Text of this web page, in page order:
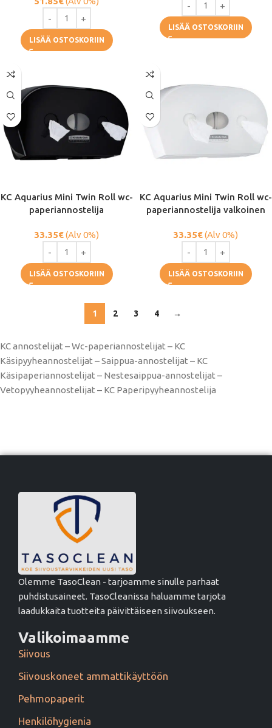
LISÄÄ OSTOSKORIIN
LISÄÄ OSTOSKORIIN
KC Aquarius Mini Twin Roll wc-
paperiannostelija
33.35€(Alv 0%)
LISÄÄ OSTOSKORIIN
KC Aquarius Mini Twin Roll wc-
paperiannostelija valkoinen
33.35€(Alv 0%)
LISÄÄ OSTOSKORIIN
1 2 3 4 →
KC annostelijat – Wc-paperiannostelijat – KC
Käsipyyheannostelijat – Saippua-annostelijat – KC
Käsipaperiannostelijat – Nestesaippua-annostelijat –
Vetopyyheannostelijat – KC Paperipyyheannostelija
Olemme TasoClean - tarjoamme sinulle parhaat
puhdistusaineet. TasoCleanissa haluamme tarjota
laadukkaita tuotteita päivittäiseen siivoukseen.
Valikoimaamme
Siivous
Siivouskoneet ammattikäyttöön
Pehmopaperit
Henkilöhygienia